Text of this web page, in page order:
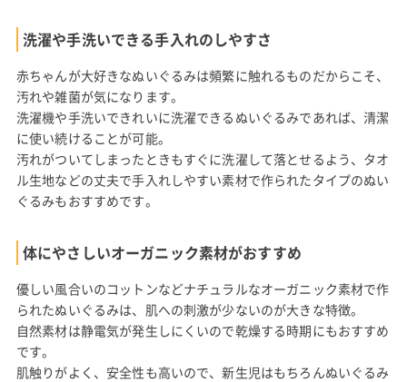
洗濯や手洗いできる手入れのしやすさ
赤ちゃんが大好きなぬいぐるみは頻繁に触れるものだからこそ、
汚れや雑菌が気になります。
洗濯機や手洗いできれいに洗濯できるぬいぐるみであれば、清潔
に使い続けることが可能。
汚れがついてしまったときもすぐに洗濯して落とせるよう、タオ
ル生地などの丈夫で手入れしやすい素材で作られたタイプのぬい
ぐるみもおすすめです。
体にやさしいオーガニック素材がおすすめ
優しい風合いのコットンなどナチュラルなオーガニック素材で作
られたぬいぐるみは、肌への刺激が少ないのが大きな特徴。
自然素材は静電気が発生しにくいので乾燥する時期にもおすすめ
です。
肌触りがよく、安全性も高いので、新生児はもちろんぬいぐるみ